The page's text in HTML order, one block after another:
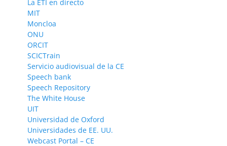
La ETI en directo
MIT
Moncloa
ONU
ORCIT
SCICTrain
Servicio audiovisual de la CE
Speech bank
Speech Repository
The White House
UIT
Universidad de Oxford
Universidades de EE. UU.
Webcast Portal – CE